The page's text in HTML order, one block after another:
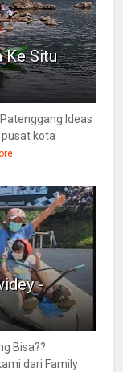
Ke Situ
Ideas
pusat kota
-
Bisa??
dari Family